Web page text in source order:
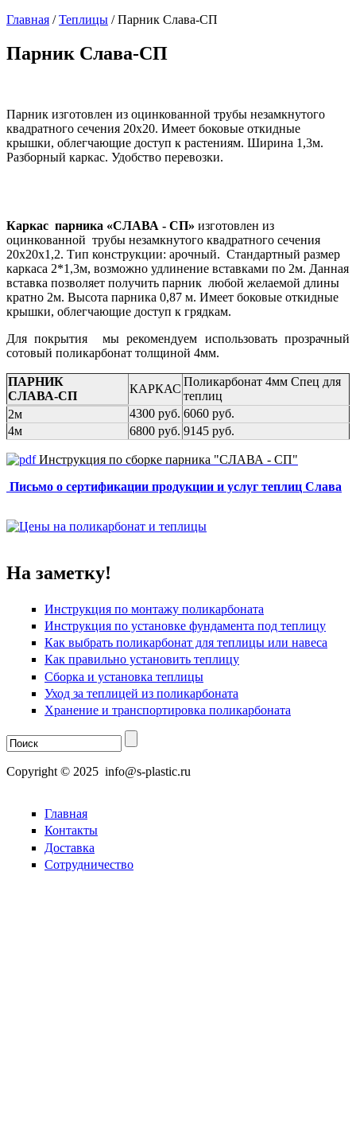
Главная / Теплицы /Парник Слава-СП
Парник Слава-СП
Парник изготовлен из оцинкованной трубы незамкнутого
квадратного сечения 20х20. Имеет боковые откидные
крышки, облегчающие доступ к растениям. Ширина 1,3м.
Разборный каркас. Удобство перевозки.
Каркас парника «СЛАВА - СП» изготовлен из
оцинкованной трубы незамкнутого квадратного сечения
20х20х1,2. Тип конструкции: арочный. Стандартный размер
каркаса 2*1,3м, возможно удлинение вставками по 2м. Данная
вставка позволяет получить парник любой желаемой длины
кратно 2м. Высота парника 0,87 м. Имеет боковые откидные
крышки, облегчающие доступ к грядкам.
Для покрытия мы рекомендуем использовать прозрачный
сотовый поликарбонат толщиной 4мм.
ПАРНИК
СЛАВА-СП
КАРКАС
Поликарбонат 4мм Спец для
теплиц
2м
4300 руб. 6060 руб.
4м
6800 руб. 9145 руб.
Инструкция по сборке парника "СЛАВА - СП"
Письмо о сертификации продукции и услуг теплиц Слава
На заметку!
Инструкция по монтажу поликарбоната
Инструкция по установке фундамента под теплицу
Как выбрать поликарбонат для теплицы или навеса
Как правильно установить теплицу
Сборка и установка теплицы
Уход за теплицей из поликарбоната
Хранение и транспортировка поликарбоната
Форма поиска
Copyright © 2025 info@s-plastic.ru
Главная
Контакты
Доставка
Сотрудничество